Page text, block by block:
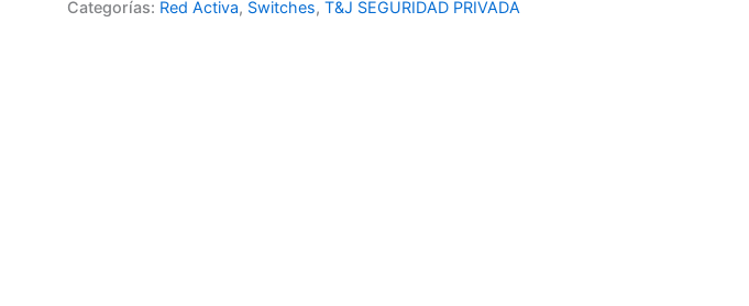
Categorías: Red Activa, Switches,T&J SEGURIDAD PRIVADA